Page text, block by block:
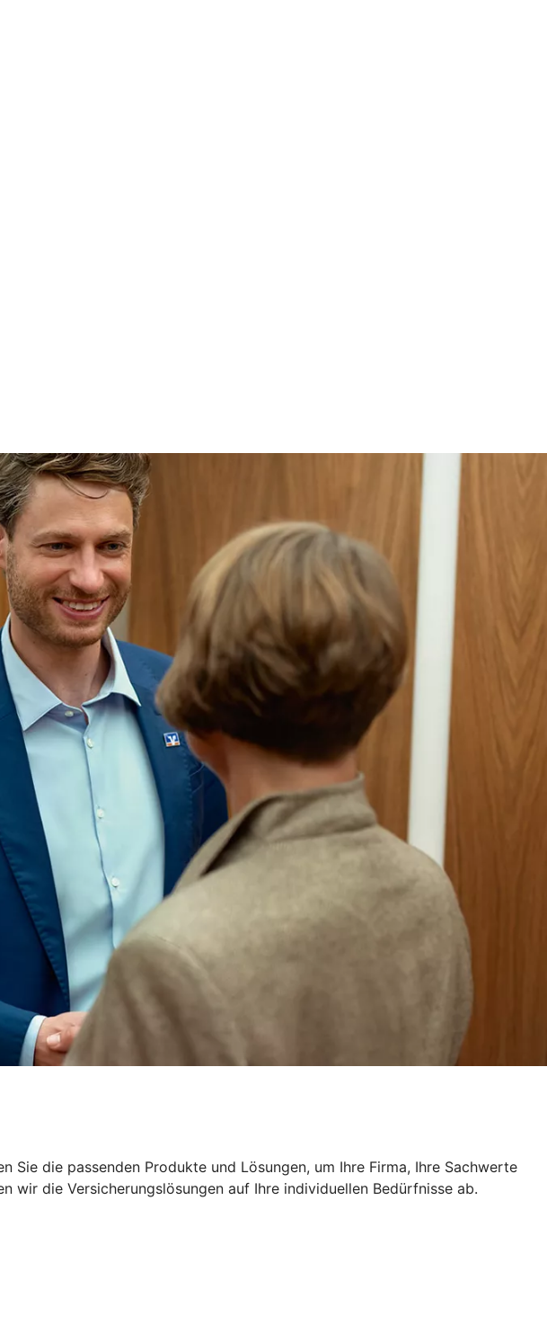
Sie die passenden Produkte und Lösungen, um Ihre Firma, Ihre Sachwerte
wir die Versicherungslösungen auf Ihre individuellen Bedürfnisse ab.